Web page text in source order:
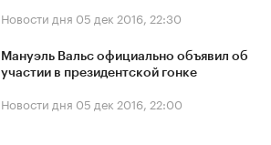
Новости дня 05 дек 2016, 22:30
Мануэль Вальс официально объявил об
участии в президентской гонке
Новости дня 05 дек 2016, 22:00